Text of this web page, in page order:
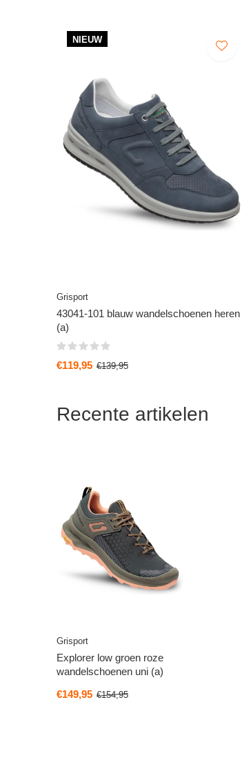
NIEUW
Grisport
43041-101 blauw wandelschoenen heren
(a)
€119,95 €139,95
Recente artikelen
Grisport
Explorer low groen roze
wandelschoenen uni (a)
€149,95 €154,95